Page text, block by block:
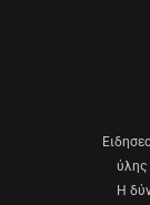
ύλης
Η